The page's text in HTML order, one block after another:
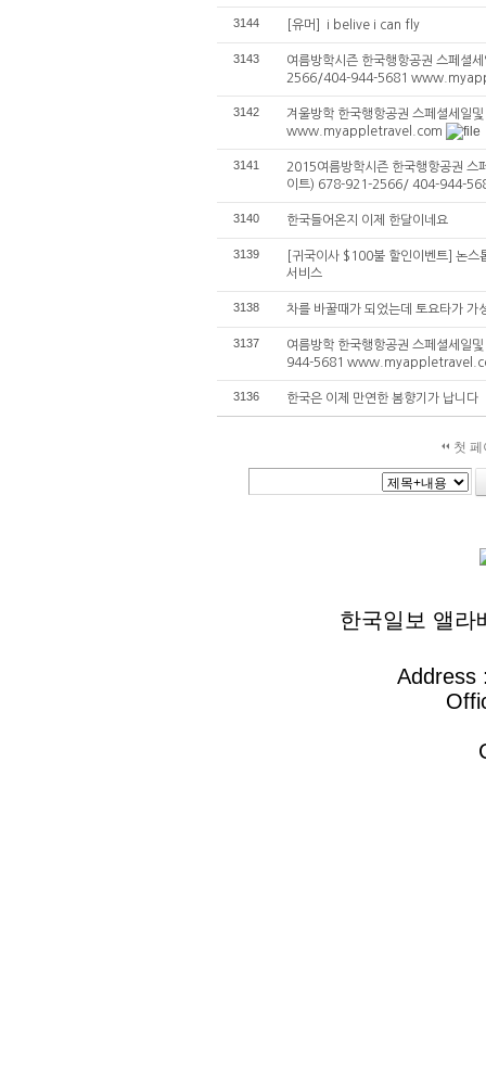
3144 [유머] i belive i can fly
3143
여름방학시즌 한국행항공권 스페셜
2566/404-944-5681
3142
겨울방학 한국행항공권 스페셜세일
www.myappletravel.com
3141
2015여름방학시즌 한국행항공권 스
이트) 678-921-2566/ 404-944-
3140 한국들어온지 이제 한달이네요
3139
[귀국이사 $100불 할인이벤트] 논스
서비스
3138 차를 바꿀때가 되었는데 토요타가 가
3137
여름방학 한국행항공권 스페셜세일
944-5681
3136 한국은 이제 만연한 봄향기가 납니다
첫 페
한국일보 앨라
Address